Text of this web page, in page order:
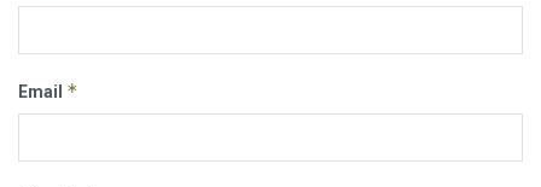
Email *